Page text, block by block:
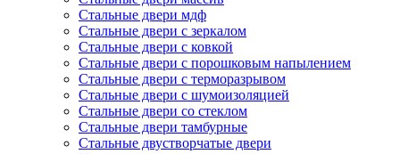
Стальные двери мдф
Стальные двери с зеркалом
Стальные двери с ковкой
Стальные двери с порошковым напылением
Стальные двери с терморазрывом
Стальные двери с шумоизоляцией
Стальные двери со стеклом
Стальные двери тамбурные
Стальные двустворчатые двери